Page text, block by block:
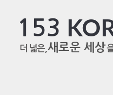
153
더 넓은, 새로운 세상